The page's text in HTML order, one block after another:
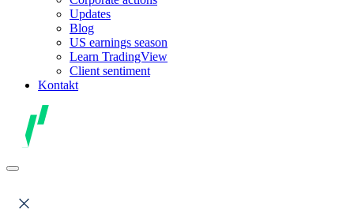
Updates
Blog
US earnings season
Learn TradingView
Client sentiment
Kontakt